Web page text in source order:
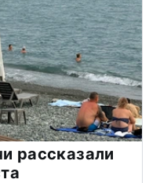
рассказали